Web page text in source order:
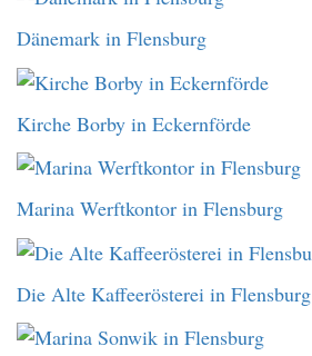
Dänemark in Flensburg
Kirche Borby in Eckernförde
Marina Werftkontor in Flensburg
Die Alte Kaffeerösterei in Flensburg